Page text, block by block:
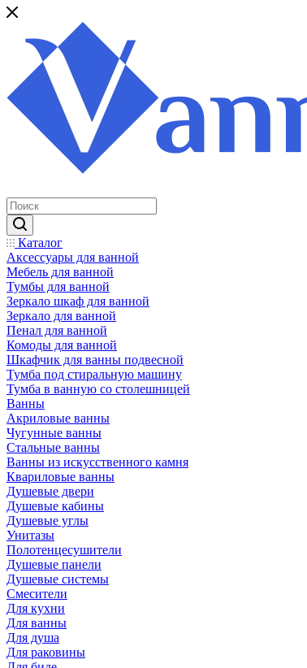
Каталог
Аксессуары для ванной
Мебель для ванной
Тумбы для ванной
Зеркало шкаф для ванной
Зеркало для ванной
Пенал для ванной
Комоды для ванной
Шкафчик для ванны подвесной
Тумба под стиральную машину
Тумба в ванную со столешницей
Ванны
Акриловые ванны
Чугунные ванны
Стальные ванны
Ванны из искусственного камня
Квариловые ванны
Душевые двери
Душевые кабины
Душевые углы
Унитазы
Полотенцесушители
Душевые панели
Душевые системы
Смесители
Для кухни
Для ванны
Для душа
Для раковины